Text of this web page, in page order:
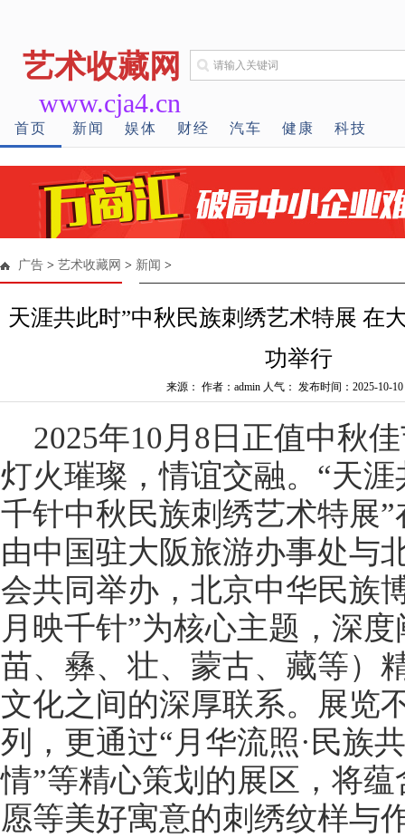
艺术收藏网
www.cja4.cn
首页 新闻 娱体 财经 汽车 健康 科技
广告 > 艺术收藏网 > 新闻 >
天涯共此时”中秋民族刺绣艺术特展 在
功举行
来源： 作者：admin 人气： 发布时间：2025-10-10
2025年10月8日正值中秋
灯火璀璨，情谊交融。“天
千针中秋民族刺绣艺术特展
由中国驻大阪旅游办事处与
会共同举办，北京中华民族
月映千针”为核心主题，深
苗、彝、壮、蒙古、藏等）
文化之间的深厚联系。展览
列，更通过“月华流照·民族
情”等精心策划的展区，将
愿等美好寓意的刺绣纹样与